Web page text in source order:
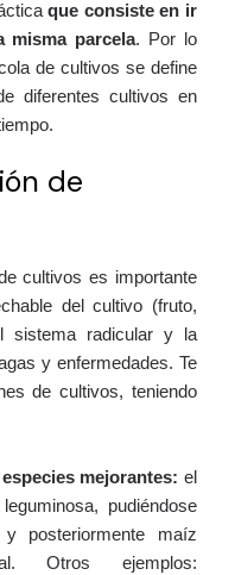
que consiste en ir
misma parcela. Por lo
de cultivos se define
diferentes cultivos en
de
cultivos es importante
del cultivo (fruto,
sistema radicular y la
y enfermedades. Te
de cultivos, teniendo
mejorantes: el
pudiéndose
y posteriormente maíz
Otros ejemplos: